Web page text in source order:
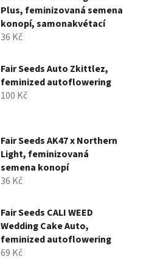
Plus, feminizovaná semena
konopí, samonakvétací
36 Kč
Fair Seeds Auto Zkittlez,
feminized autoflowering
100 Kč
Fair Seeds AK47 x Northern
Light, feminizovaná
semena konopí
36 Kč
Fair Seeds CALI WEED
Wedding Cake Auto,
feminized autoflowering
69 Kč